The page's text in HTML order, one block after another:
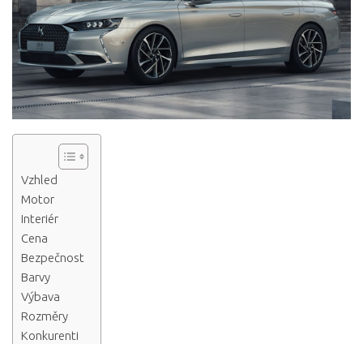
Vzhled
Motor
Interiér
Cena
Bezpečnost
Barvy
Výbava
Rozměry
Konkurenti